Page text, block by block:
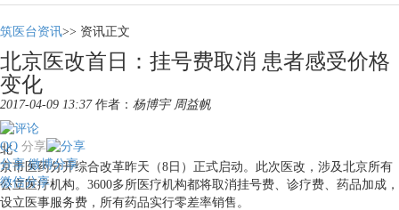
筑医台资讯>> 资讯正文
北京医改首日：挂号费取消 患者感受价格
变化
2017-04-09 13:37 作者： 杨博宇 周益帆
分享
QQ
分享 微博分享
微信分享
北
京市医药分开综合改革昨天（8日）正式启动。此次医改，涉及北京所有
公立医疗机构。3600多所医疗机构都将取消挂号费、诊疗费、药品加成，
设立医事服务费，所有药品实行零差率销售。